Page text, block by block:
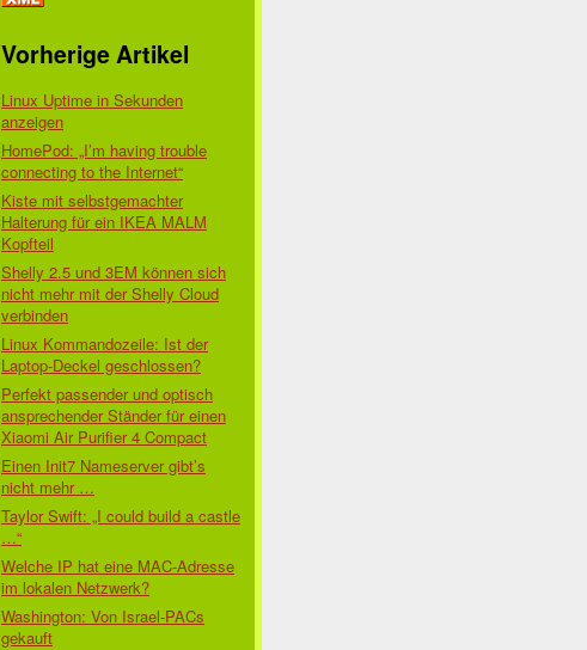
Vorherige Artikel
Linux Uptime in Sekunden
anzeigen
HomePod: „I’m having trouble
connecting to the Internet“
Kiste mit selbstgemachter
Halterung für ein IKEA MALM
Kopfteil
Shelly 2.5 und 3EM können sich
nicht mehr mit der Shelly Cloud
verbinden
Linux Kommandozeile: Ist der
Laptop-Deckel geschlossen?
Perfekt passender und optisch
ansprechender Ständer für einen
Xiaomi Air Purifier 4 Compact
Einen Init7 Nameserver gibt’s
nicht mehr …
Taylor Swift: „I could build a castle
…“
Welche IP hat eine MAC-Adresse
im lokalen Netzwerk?
Washington: Von Israel-PACs
gekauft